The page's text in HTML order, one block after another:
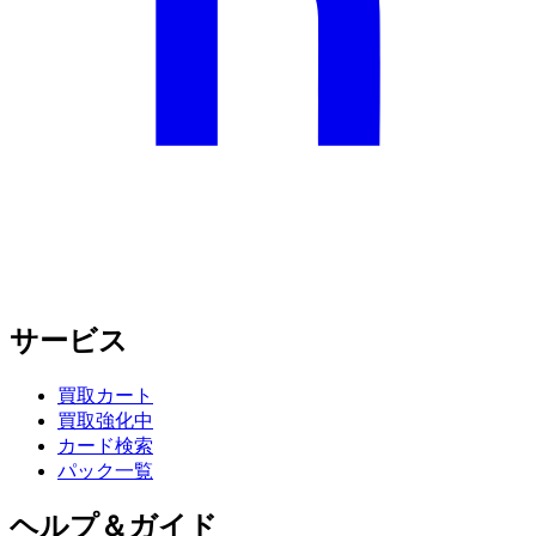
サービス
買取カート
買取強化中
カード検索
パック一覧
ヘルプ＆ガイド